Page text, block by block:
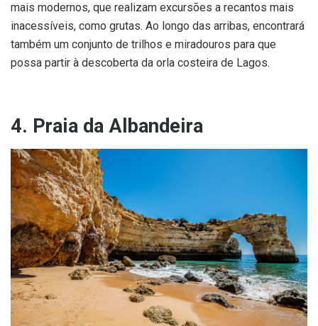
mais modernos, que realizam excursões a recantos mais
inacessíveis, como grutas. Ao longo das arribas, encontrará
também um conjunto de trilhos e miradouros para que
possa partir à descoberta da orla costeira de Lagos.
4. Praia da Albandeira